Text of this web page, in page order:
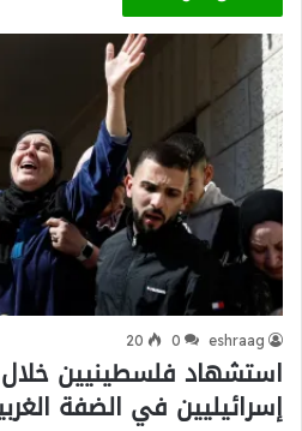
eshraag
0
20
استشهاد فلسطينيين
إسرائيليين في الضفة